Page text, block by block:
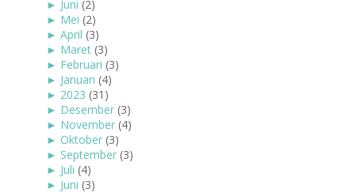
► Juni (2)
► Mei (2)
► April (3)
► Maret (3)
► Februari (3)
► Januari (4)
► 2023 (31)
► Desember (3)
► November (4)
► Oktober (3)
► September (3)
► Juli (4)
► Juni (3)